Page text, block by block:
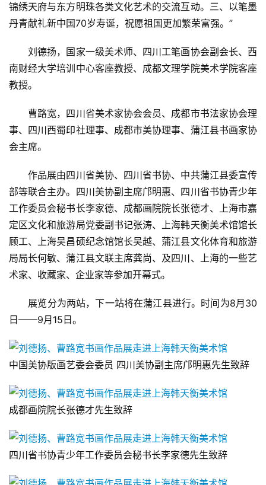
页
坛
快
书
锦绣天府与东方明珠各类文化艺术的交流互动。三、以笔墨
丹青献礼新中国70岁寿诞，祝愿祖国更加繁荣富强。”
刘德扬，国家一级美术师、四川工笔画协会副会长、西
南财经大学培训中心客座教授、成都文理学院美术学院客座
教授。
曹路宽，四川省美术家协会会员、成都市书法家协会理
事、四川西蜀印社理事、成都市美协理事、蒲江县书画家协
会主席。
作品展由四川省美协、四川省书协、中共蒲江县委宣传
部等联合主办。四川美协副主席邝明惠、四川省书协青少年
工作委员会秘书长李家德、成都画院院长张德才、上海市嘉
定区文化和旅游局党委副书记张涛、上海韩天衡美术馆馆长
顾工、上海吴昌硕纪念馆馆长吴越、蒲江县文化体育和旅游
局局长何敏、蒲江县文联主席龚尚、及四川、上海的一些艺
术家、收藏家、企业家等参加开幕式。
展览分为两站，下一站将在蒲江县进行。时间为8月30
日——9月15日。
中国美协版画艺委会委员 四川美协副主席邝明惠先生致辞
成都画院院长张德才先生致辞
四川省书协青少年工作委员会秘书长李家德先生致辞